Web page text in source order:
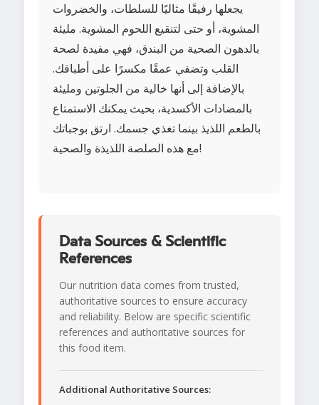
يجعلها رفيقًا مثاليًا للسلطات، والخضروات
المشوية، أو حتى لتنقيع اللحوم المشوية. مليئة
بالدهون الصحية من البندق، فهي مفيدة لصحة
القلب وتضفي عمقًا مكسرًا على أطباقك.
بالإضافة إلى أنها خالية من الجلوتين ومليئة
بالمضادات الأكسدية، بحيث يمكنك الاستمتاع
بالطعم اللذيذ بينما تغذي جسمك. ارتق بوجباتك
مع هذه الصلصة اللذيذة والصحية!
Data Sources & Scientific
References
Our nutrition data comes from trusted,
authoritative sources to ensure accuracy
and reliability. Below are specific scientific
references and authoritative sources for
this food item.
Additional Authoritative Sources: